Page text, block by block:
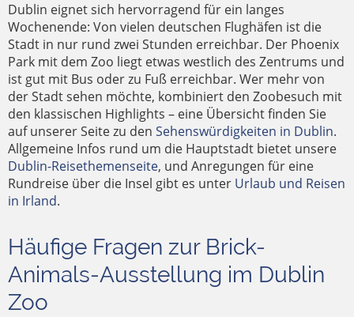
Dublin eignet sich hervorragend für ein langes
Wochenende: Von vielen deutschen Flughäfen ist die
Stadt in nur rund zwei Stunden erreichbar. Der Phoenix
Park mit dem Zoo liegt etwas westlich des Zentrums und
ist gut mit Bus oder zu Fuß erreichbar. Wer mehr von
der Stadt sehen möchte, kombiniert den Zoobesuch mit
den klassischen Highlights – eine Übersicht finden Sie
auf unserer Seite zu den Sehenswürdigkeiten in Dublin.
Allgemeine Infos rund um die Hauptstadt bietet unsere
Dublin-Reisethemenseite, und Anregungen für eine
Rundreise über die Insel gibt es unter Urlaub und Reisen
in Irland.
Häufige Fragen zur Brick-
Animals-Ausstellung im Dublin
Zoo